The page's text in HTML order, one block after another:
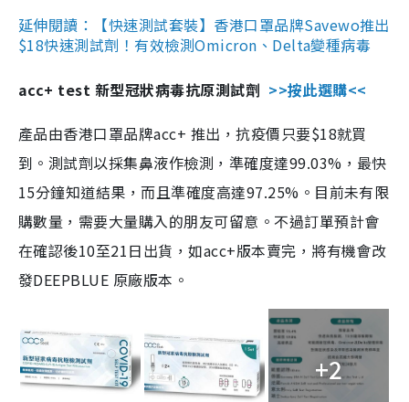
延伸閱讀：【快速測試套裝】香港口罩品牌Savewo推出
$18快速測試劑！有效檢測Omicron、Delta變種病毒
acc+ test 新型冠狀病毒抗原測試劑 >>按此選購<<
產品由香港口罩品牌acc+ 推出，抗疫價只要$18就買
到。測試劑以採集鼻液作檢測，準確度達99.03%，最快
15分鐘知道結果，而且準確度高達97.25%。目前未有限
購數量，需要大量購入的朋友可留意。不過訂單預計會
在確認後10至21日出貨，如acc+版本賣完，將有機會改
發DEEPBLUE 原廠版本。
+2